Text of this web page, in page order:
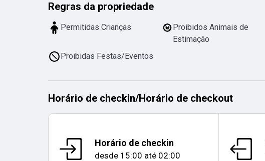
Regras da propriedade
Permitidas Crianças
Proibidos Animais de
Estimação
Proibidas Festas/Eventos
Horário de checkin/Horário de checkout
Horário de checkin
desde 15:00 até 02:00